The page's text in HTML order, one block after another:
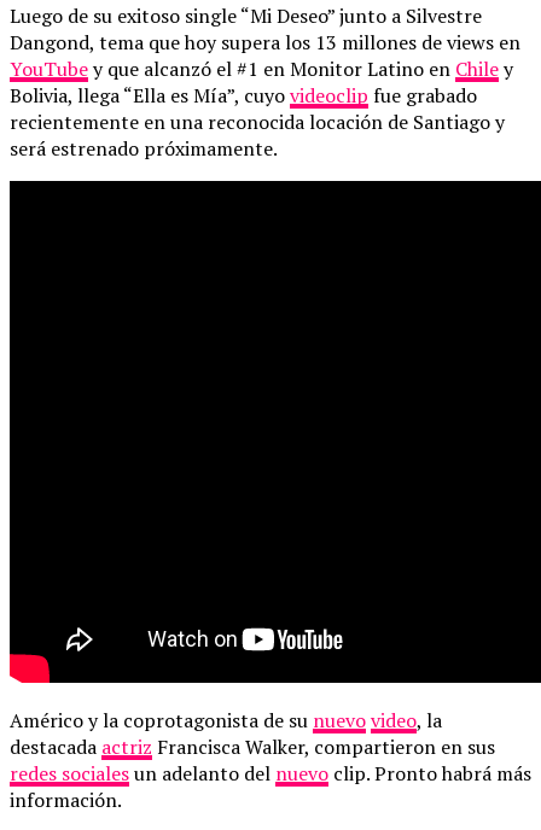
Luego de su exitoso single “Mi Deseo” junto a Silvestre
Dangond, tema que hoy supera los 13 millones de views en
YouTubey que alcanzó el #1 en Monitor Latino en Chiley
Bolivia, llega “Ella es Mía”, cuyovideoclip fue grabado
recientemente en una reconocida locación de Santiago y
será estrenado próximamente.
Américo y la coprotagonista de su nuevovideo, la
destacada actriz Francisca Walker, compartieron en sus
redes socialesun adelanto del nuevo clip. Pronto habrá más
información.